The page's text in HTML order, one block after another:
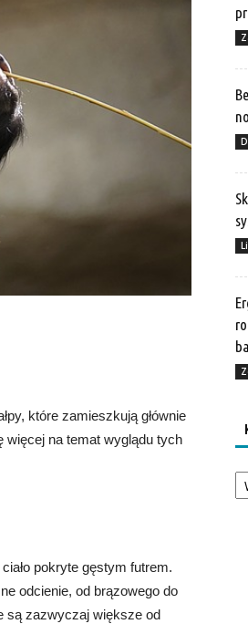
które zamieszkują głównie
więcej na temat wyglądu tych
pokryte gęstym futrem.
odcienie, od brązowego do
są zazwyczaj większe od